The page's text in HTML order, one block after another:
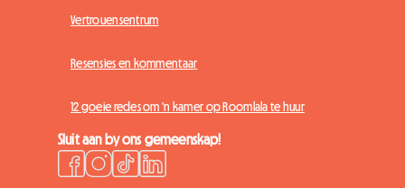
Vertrouensentrum
Resensies en kommentaar
12 goeie redes om 'n kamer op Roomlala te huur
Sluit aan by ons gemeenskap!